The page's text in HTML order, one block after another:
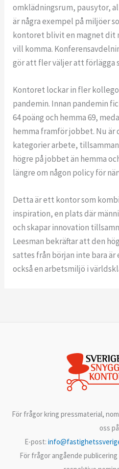
omklädningsrum, pausytor,
är några exempel på miljöer
kontoret blivit en magnet dit
vill komma.
gör att fler väljer att förlägga
Kontoret lockar in fler
pandemin. Innan pandemin
64 poäng och hemma 69,
hemma framför jobbet. Nu är
kategorier arbete,
högre på jobbet än hemma
längre om någon policy för
Detta är ett kontor som
inspiration, en plats där
och skapar innovation
Leesman bekräftar att den
sattes från början inte bara
också en arbetsmiljö i
För frågor kring pressmaterial,
oss
E-post:
För frågor angående